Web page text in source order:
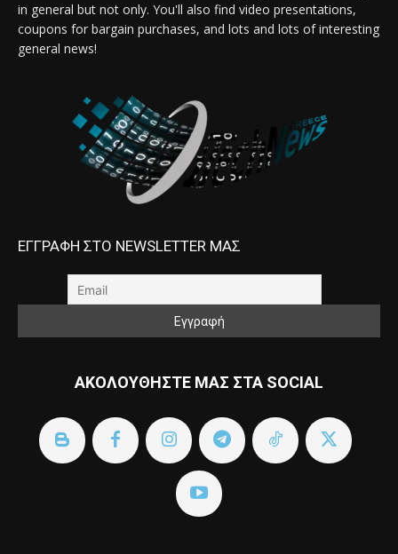
in general but not only. You'll also find video presentations,
coupons for bargain purchases, and lots and lots of interesting
general news!
ΕΓΓΡΑΦΗ ΣΤΟ NEWSLETTER ΜΑΣ
ΑΚΟΛΟΥΘΗΣΤΕ ΜΑΣ ΣΤΑ SOCIAL